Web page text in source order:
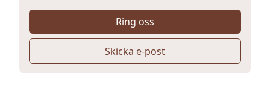
Ring oss
Skicka e-post